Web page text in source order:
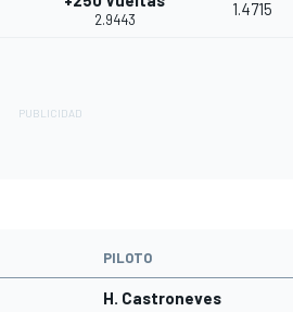
2.9443
1.4715
PILOTO
H. Castroneves